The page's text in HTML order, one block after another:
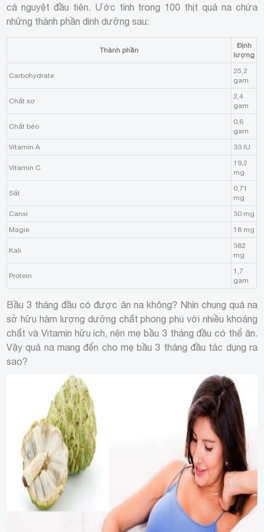
cá nguyệt đầu tiên. Ước tính trong 100 thịt quả na chứa
những thành phần dinh dưỡng sau:
Thành phần
Định
lượng
Carbohydrate
25,2
gam
Chất xơ
2,4
gam
Chất béo
0,6
gam
Vitamin A
33 IU
Vitamin C
19,2
mg
Sắt
0,71
mg
Canxi
30 mg
Magie
18 mg
Kali
382
mg
Protein
1,7
gam
Bầu 3 tháng đầu có được ăn na không? Nhìn chung quả na
sở hữu hàm lượng dưỡng chất phong phú với nhiều khoáng
chất và Vitamin hữu ích, nên mẹ bầu 3 tháng đầu có thể ăn.
Vậy quả na mang đến cho mẹ bầu 3 tháng đầu tác dụng ra
sao?